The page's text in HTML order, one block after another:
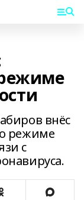
внёс
режиме
с